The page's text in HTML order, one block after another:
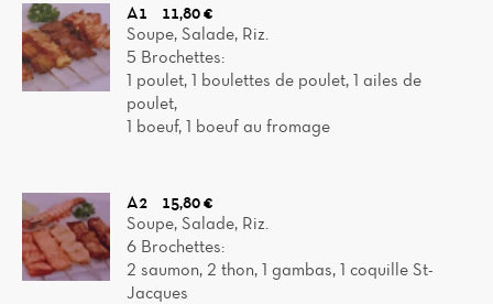
A1
11,80 €
Soupe, Salade, Riz.
5 Brochettes:
1 poulet, 1 boulettes de poulet, 1 ailes de
poulet,
1 boeuf, 1 boeuf au fromage
A2
15,80 €
Soupe, Salade, Riz.
6 Brochettes:
2 saumon, 2 thon, 1 gambas, 1 coquille St-
Jacques